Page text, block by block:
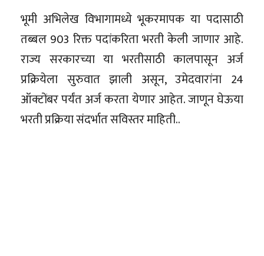
भूमी अभिलेख विभागामध्ये भूकरमापक या पदासाठी
तब्बल 903 रिक्त पदांकरिता भरती केली जाणार आहे.
राज्य सरकारच्या या भरतीसाठी कालपासून अर्ज
प्रक्रियेला सुरुवात झाली असून, उमेदवारांना 24
ऑक्टोंबर पर्यंत अर्ज करता येणार आहेत. जाणून घेऊया
भरती प्रक्रिया संदर्भात सविस्तर माहिती..